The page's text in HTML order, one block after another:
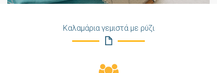
ΝΕΑ
Καλαμάρια γεμιστά με ρύζι